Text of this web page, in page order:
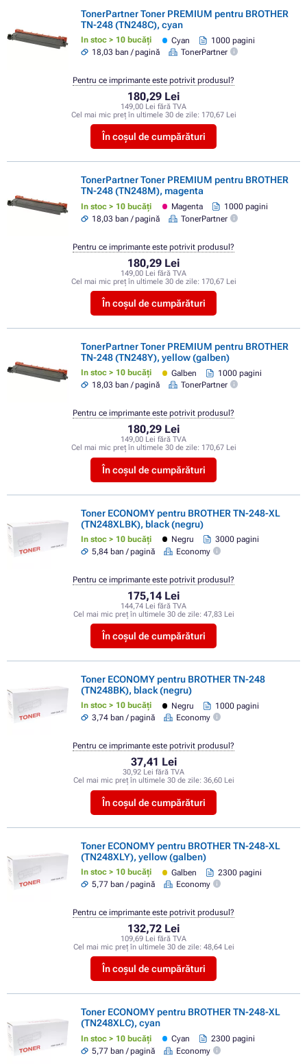
TonerPartner Toner PREMIUM pentru BROTHER
TN-248 (TN248C), cyan
In stoc > 10 bucăți Cyan
1000 pagini
18,03 ban / pagină
TonerPartner
180,29 Lei
149,00 Lei fără TVA
Cel mai mic preț în ultimele 30 de zile: 170,67 Lei
În coșul de cumpărături
Pentru ce imprimante este potrivit produsul?
TonerPartner Toner PREMIUM pentru BROTHER
TN-248 (TN248M), magenta
In stoc > 10 bucăți Magenta
1000 pagini
18,03 ban / pagină
TonerPartner
180,29 Lei
149,00 Lei fără TVA
Cel mai mic preț în ultimele 30 de zile: 170,67 Lei
În coșul de cumpărături
Pentru ce imprimante este potrivit produsul?
TonerPartner Toner PREMIUM pentru BROTHER
TN-248 (TN248Y), yellow (galben)
In stoc > 10 bucăți Galben
1000 pagini
18,03 ban / pagină
TonerPartner
180,29 Lei
149,00 Lei fără TVA
Cel mai mic preț în ultimele 30 de zile: 170,67 Lei
În coșul de cumpărături
Pentru ce imprimante este potrivit produsul?
Toner ECONOMY pentru BROTHER TN-248-XL
(TN248XLBK), black (negru)
In stoc > 10 bucăți Negru
3000 pagini
5,84 ban / pagină
Economy
175,14 Lei
144,74 Lei fără TVA
Cel mai mic preț în ultimele 30 de zile: 47,83 Lei
În coșul de cumpărături
Pentru ce imprimante este potrivit produsul?
Toner ECONOMY pentru BROTHER TN-248
(TN248BK), black (negru)
In stoc > 10 bucăți Negru
1000 pagini
3,74 ban / pagină
Economy
37,41 Lei
30,92 Lei fără TVA
Cel mai mic preț în ultimele 30 de zile: 36,60 Lei
În coșul de cumpărături
Pentru ce imprimante este potrivit produsul?
Toner ECONOMY pentru BROTHER TN-248-XL
(TN248XLY), yellow (galben)
In stoc > 10 bucăți Galben
2300 pagini
5,77 ban / pagină
Economy
132,72 Lei
109,69 Lei fără TVA
Cel mai mic preț în ultimele 30 de zile: 48,64 Lei
În coșul de cumpărături
Pentru ce imprimante este potrivit produsul?
Toner ECONOMY pentru BROTHER TN-248-XL
(TN248XLC), cyan
In stoc > 10 bucăți Cyan
2300 pagini
5,77 ban / pagină
Economy